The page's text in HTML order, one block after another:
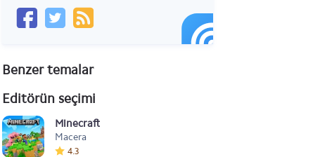
Benzer temalar
Editörün seçimi
Minecraft
Macera
4.3